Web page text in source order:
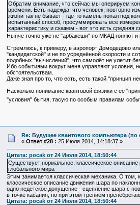
Обратим внимание, что сейчас мы оперируем
времени. Есть надежда, что человек, повторно
жизни так не бывает - где-то камень попал под
испытанный способ, просуммировать все
характеристику и скажем - вот это есть средняя
Нынче точно уже не "арбакеши" по МКАД гоняют
Стремлюсь, к примеру, в аэропорт Домодедово
"кандидатской" и не по усреднённой скорости и
подобных "вычислений", что самолёт не улетит
Ибо событиями вокруг меня управляют
обстоятельствам.
Даже зная про то, что есть, есть такой "принцип
Насколько понимание квантовой физики с её
"условия" бытия, тасую по особым правилам
Re: Будущее квантового компьютера (по
« Ответ #28 : 25 Июля 2014, 14:18:37 »
Цитата: pocak от 24 Июля 2014, 18:50:44
Существует нормальное, классическое
глобального мира
Этим занимается классическая механика. О
классическое описание движения шара по
одно недетское допущение - сцепление шара с
в точке касания, но при этом трением
Цитата: pocak от 24 Июля 2014, 18:50:44